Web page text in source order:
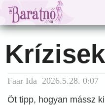
Faar Ida 2026.5.28. 0:07
Öt tipp, hogyan mássz